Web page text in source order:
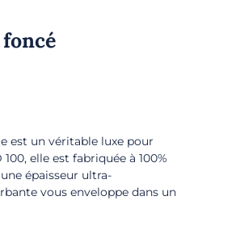
est un véritable luxe pour
elle est fabriquée à 100%
épaisseur ultra-
vous enveloppe dans un